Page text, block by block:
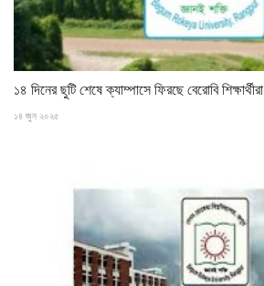
১৪ দিনের ছুটি শেষে ক্যাম্পাসে ফিরছে বেরোবি শিক্ষার্থীরা
১৪ জুন ২০২৫